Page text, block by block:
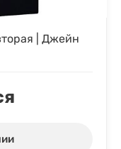
| Джейн